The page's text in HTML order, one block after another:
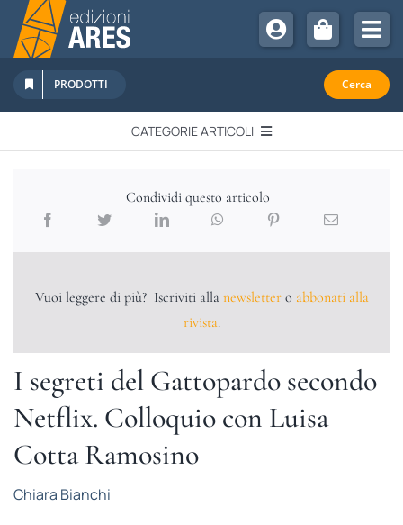
Salta
contenuto
Chi Siamo
Sostienici
Abbonamenti
Newsletter
Libri Ares
PRODOTTI Cerca
CATEGORIE ARTICOLI
QUADERNI MONOGRAFICI
RECENSIONI
STUDI
Condividi questo articolo
Vuoi leggere di più? Iscriviti alla newslettero abbonati alla
rivista.
I segreti del Gattopardo secondo
Netflix. Colloquio con Luisa
Cotta Ramosino
Chiara Bianchi